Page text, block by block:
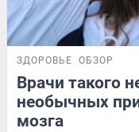
ЗДОРОВЬЕ ОБЗОР
Врачи такого
необычных
мозга